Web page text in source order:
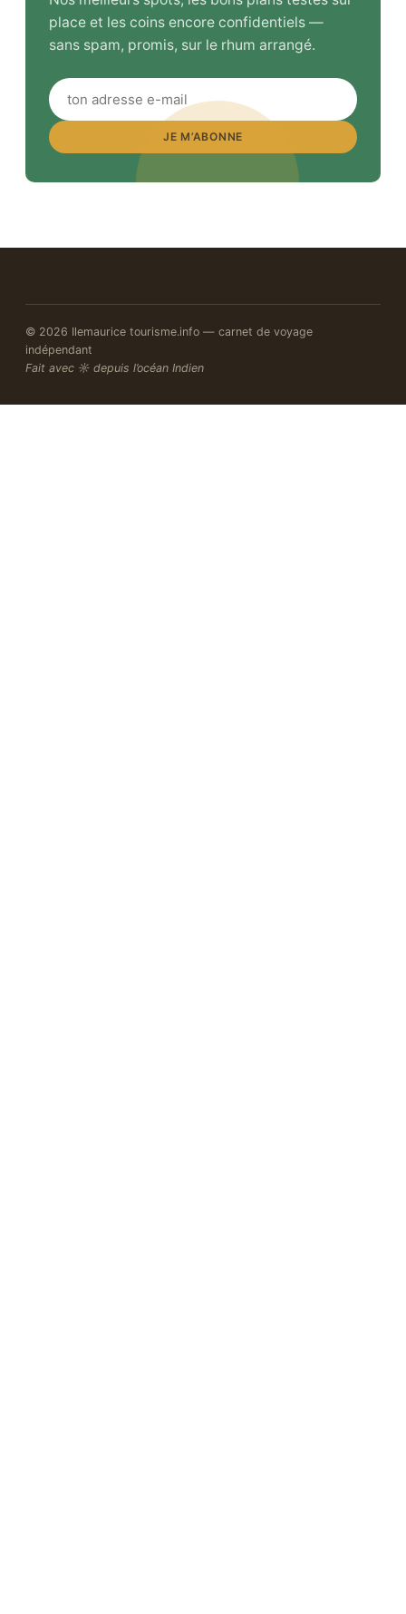
place et les coins encore confidentiels —
sans spam, promis, sur le rhum arrangé.
JE M’ABONNE
© 2026 Ilemaurice tourisme.info — carnet de voyage
indépendant
Fait avec ☼ depuis l’océan Indien